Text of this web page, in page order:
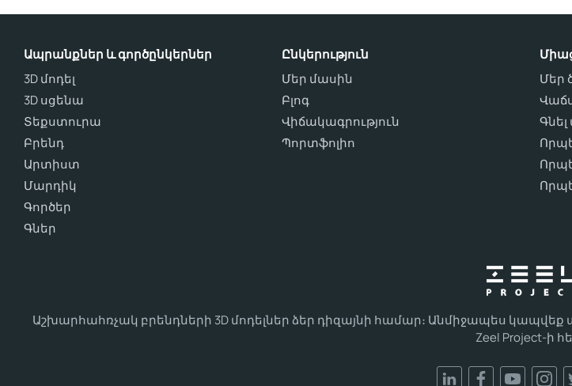
Աշխարհահռչակ բրենդների 3D մոդելներ ձեր դիզայնի համար։ Անմիջապես
Zeel Project-ի
Ապրանքներ և գործընկերներ
3D մոդել
3D սցենա
Տեքստուրա
Բրենդ
Արտիստ
Մարդիկ
Գործեր
Գներ
Ընկերություն
Մեր մասին
Բլոգ
Վիճակագրություն
Պորտֆոլիո
Մեր